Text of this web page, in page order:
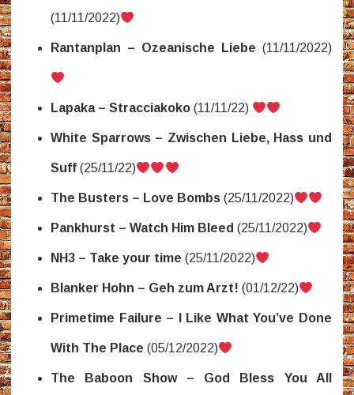
(11/11/2022)
Rantanplan – Ozeanische Liebe (11/11/2022)
Lapaka – Stracciakoko (11/11/22)
White Sparrows – Zwischen Liebe, Hass und
Suff (25/11/22)
The Busters – Love Bombs (25/11/2022)
Pankhurst – Watch Him Bleed (25/11/2022)
NH3 – Take your time (25/11/2022)
Blanker Hohn – Geh zum Arzt! (01/12/22)
Primetime Failure – I Like What You’ve Done
With The Place (05/12/2022)
The Baboon Show – God Bless You All